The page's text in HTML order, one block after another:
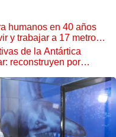
humanos en 40 años
y trabajar a 17 metros
de la Antártica
reconstruyen por